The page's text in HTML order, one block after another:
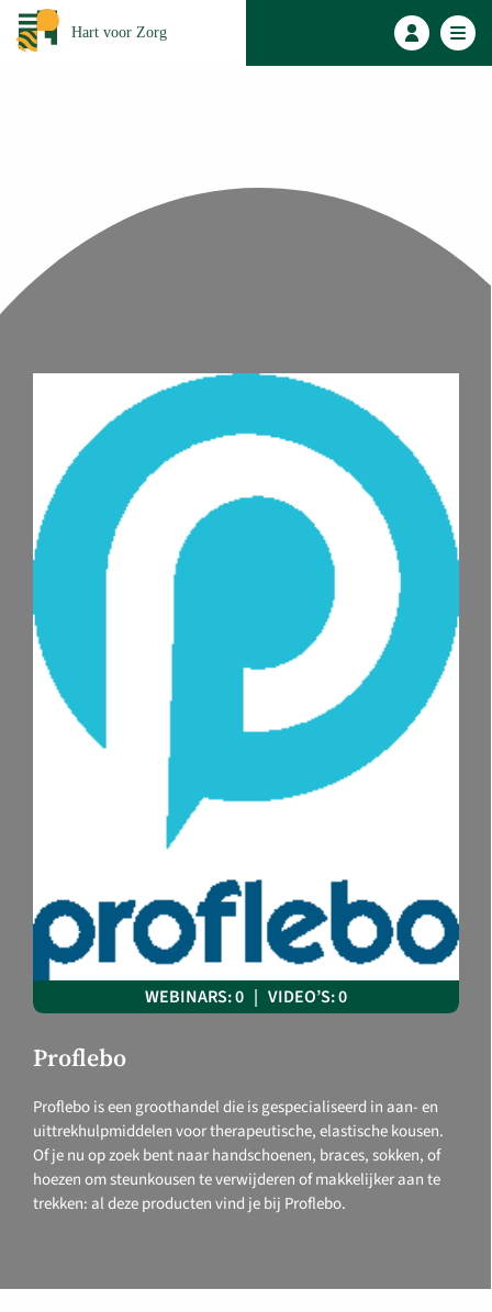
Hart voor Zorg
WEBINARS: 0 | VIDEO’S: 0
Proflebo
Proflebo is een groothandel die is gespecialiseerd in aan- en
uittrekhulpmiddelen voor therapeutische, elastische kousen.
Of je nu op zoek bent naar handschoenen, braces, sokken, of
hoezen om steunkousen te verwijderen of makkelijker aan te
trekken: al deze producten vind je bij Proflebo.